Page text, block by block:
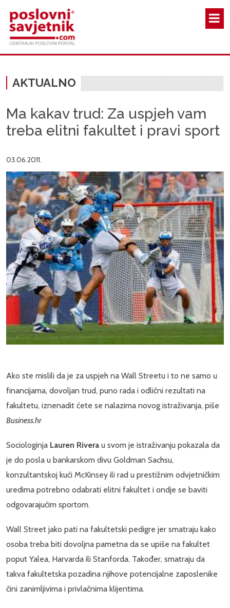
AKTUALNO
Ma kakav trud: Za uspjeh vam
treba elitni fakultet i pravi sport
03.06.2011.
Ako ste mislili da je za uspjeh na Wall Streetu i to ne samo u
financijama, dovoljan trud, puno rada i odlični rezultati na
fakultetu, iznenadit ćete se nalazima novog istraživanja, piše
Business.hr
Sociologinja Lauren Rivera u svom je istraživanju pokazala da
je do posla u bankarskom divu Goldman Sachsu,
konzultantskoj kući McKinsey ili rad u prestižnim odvjetničkim
uredima potrebno odabrati elitni fakultet i ondje se baviti
odgovarajućim sportom.
Wall Street jako pati na fakultetski pedigre jer smatraju kako
osoba treba biti dovoljna pametna da se upiše na fakultet
poput Yalea, Harvarda ili Stanforda. Također, smatraju da
takva fakultetska pozadina njihove potencijalne zaposlenike
čini zanimljivima i privlačnima klijentima.